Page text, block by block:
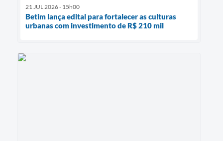
21 JUL 2026 - 15h00
Betim lança edital para fortalecer as culturas
urbanas com investimento de R$ 210 mil